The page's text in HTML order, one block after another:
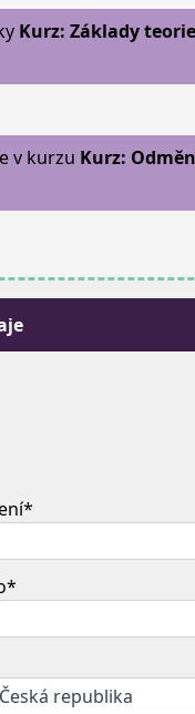
Kurz: Základy
v kurzu Kurz:
Česká republika